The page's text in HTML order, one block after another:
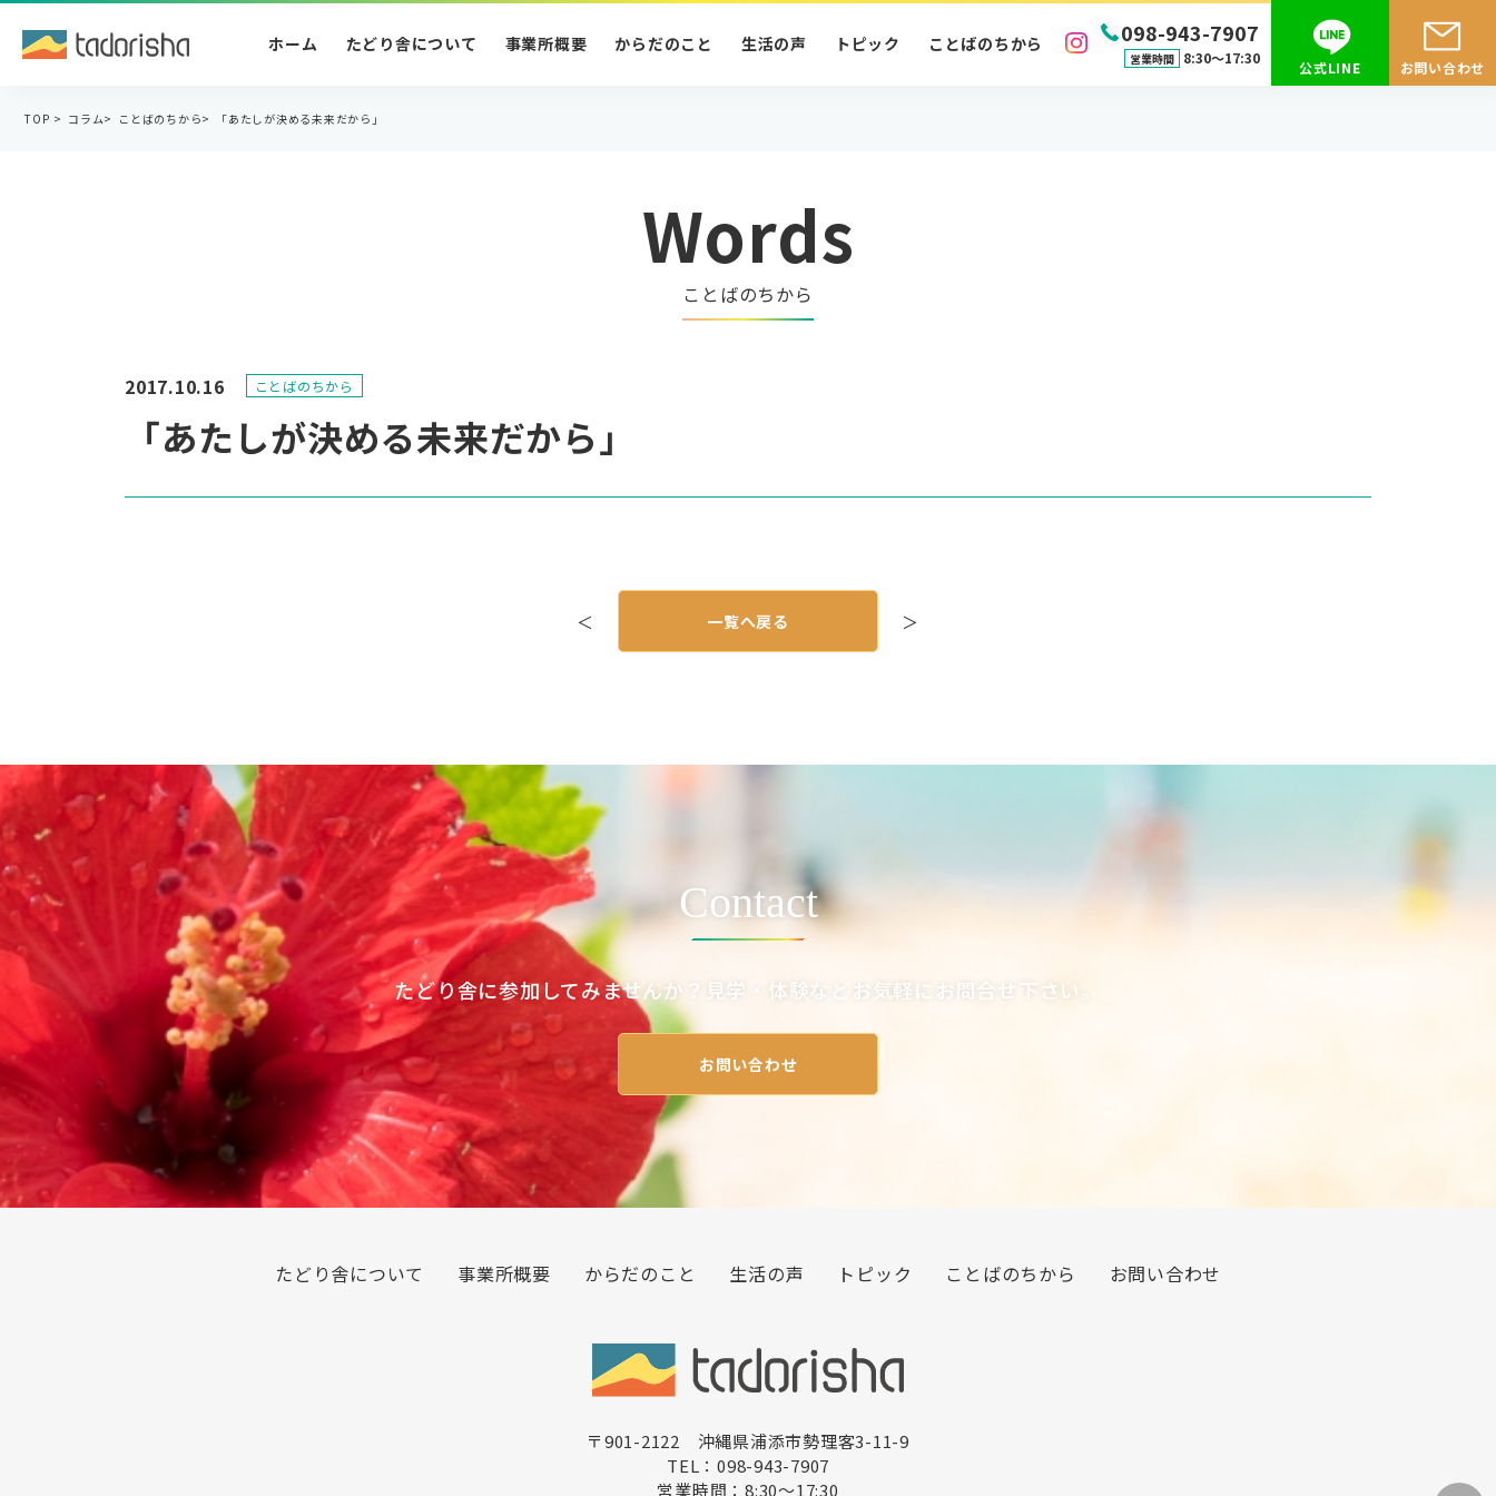
098-943-7907
営業時間 8:30〜17:30
ホーム たどり舎について 事業所概要 からだのこと 生活の声 トピック ことばのちから
公式LINE お問い合わせ
TOP > コラム> ことばのちから> 「あたしが決める未来だから」
Words
ことばのちから
「あたしが決める未来だから」
2017.10.16 ことばのちから
＜ ＞
一覧へ戻る
Contact
たどり舎に参加してみませんか？見学・体験などお気軽にお問合せ下さい。
お問い合わせ
たどり舎について 事業所概要 からだのこと 生活の声 トピック ことばのちから お問い合わせ
〒901-2122 沖縄県浦添市勢理客3-11-9
TEL：098-943-7907
営業時間：8:30〜17:30